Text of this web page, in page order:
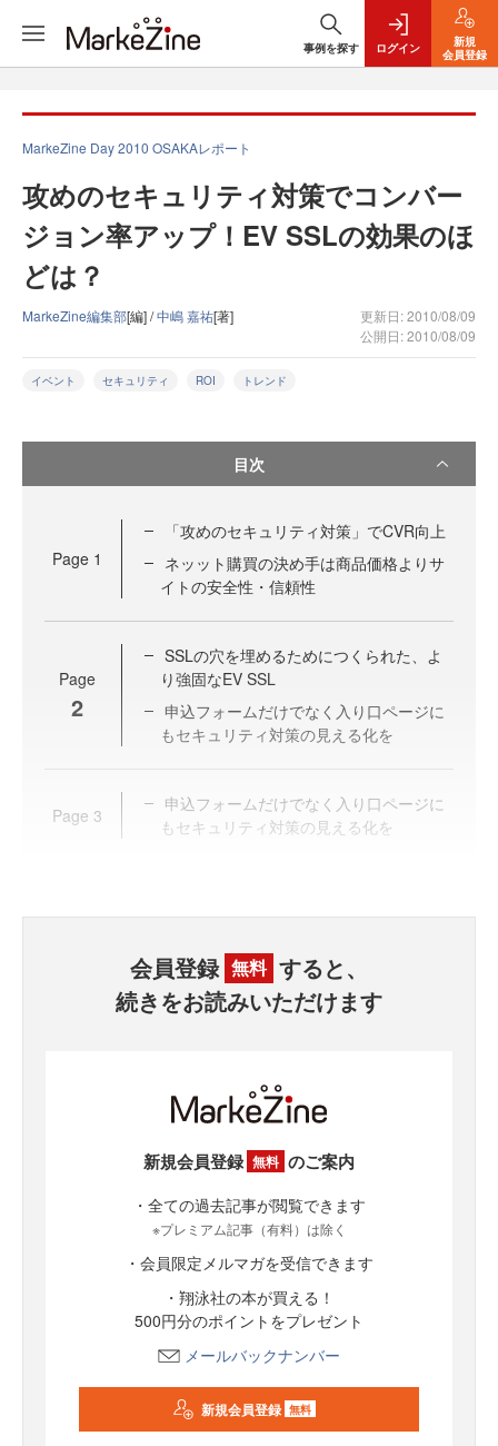
事例を探す ログイン
新規
会員登録
MarkeZine Day 2010 OSAKAレポート
攻めのセキュリティ対策でコンバー
ジョン率アップ！EV SSLの効果のほ
どは？
MarkeZine編集部[編] /中嶋 嘉祐[著]
更新日: 2010/08/09
公開日: 2010/08/09
イベント セキュリティ ROI トレンド
目次
Page 1
「攻めのセキュリティ対策」でCVR向上
ネッット購買の決め手は商品価格よりサ
イトの安全性・信頼性
Page
2
SSLの穴を埋めるためにつくられた、よ
り強固なEV SSL
申込フォームだけでなく入り口ページに
もセキュリティ対策の見える化を
Page 3
申込フォームだけでなく入り口ページに
もセキュリティ対策の見える化を
会員登録 無料 すると、
続きをお読みいただけます
新規会員登録 無料 のご案内
・全ての過去記事が閲覧できます
※プレミアム記事（有料）は除く
・会員限定メルマガを受信できます
・翔泳社の本が買える！
500円分のポイントをプレゼント
メールバックナンバー
新規会員登録 無料